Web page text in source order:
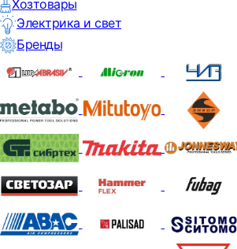
Хозтовары
Электрика и свет
Бренды